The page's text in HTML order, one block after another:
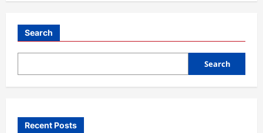
t
i
Search
Search
Recent Posts